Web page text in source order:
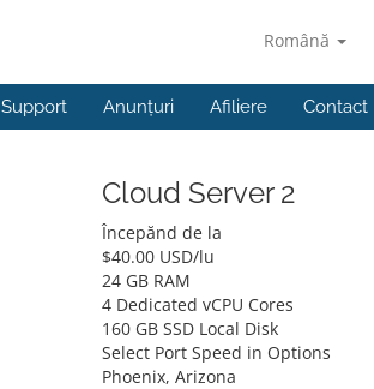
Română
Support Anunțuri Afiliere Contact
Cloud Server 2
Începănd de la
$40.00 USD/lu
24 GB RAM
4 Dedicated vCPU Cores
160 GB SSD Local Disk
Select Port Speed in Options
Phoenix, Arizona